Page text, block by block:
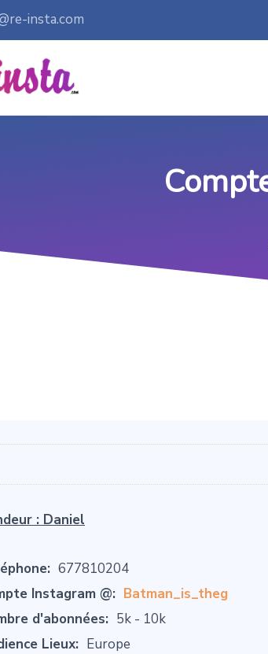
insta.com
: Daniel
677810204
Instagram @: Batman_is_theg
d'abonnées: 5k - 10k
Lieux: Europe